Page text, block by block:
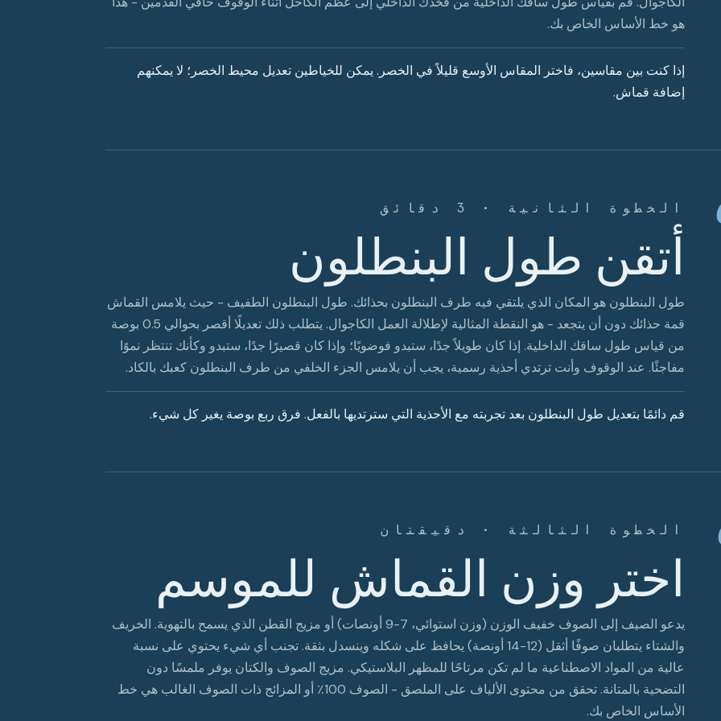
هو خط الأساس الخاص بك.
إذا كنت بين مقاسين، فاختر المقاس الأوسع قليلاً في الخصر. يمكن للخياطين تعديل محيط الخصر؛ لا يمكنهم
إضافة قماش.
الخطوة الثانية · 3 دقائق
أتقن طول البنطلون
طول البنطلون هو المكان الذي يلتقي فيه طرف البنطلون بحذائك. طول البنطلون الطفيف - حيث يلامس القماش
قمة حذائك دون أن يتجعد - هو النقطة المثالية لإطلالة العمل الكاجوال. يتطلب ذلك تعديلًا أقصر بحوالي 0.5 بوصة
من قياس طول ساقك الداخلية. إذا كان طويلاً جدًا، ستبدو فوضويًا؛ وإذا كان قصيرًا جدًا، ستبدو وكأنك تنتظر نموًا
مفاجئًا. عند الوقوف وأنت ترتدي أحذية رسمية، يجب أن يلامس الجزء الخلفي من طرف البنطلون كعبك بالكاد.
قم دائمًا بتعديل طول البنطلون بعد تجربته مع الأحذية التي سترتديها بالفعل. فرق ربع بوصة يغير كل شيء.
الخطوة الثالثة · دقيقتان
اختر وزن القماش للموسم
يدعو الصيف إلى الصوف خفيف الوزن (وزن استوائي، 7-9 أونصات) أو مزيج القطن الذي يسمح بالتهوية. الخريف
والشتاء يتطلبان صوفًا أثقل (12-14 أونصة) يحافظ على شكله وينسدل بثقة. تجنب أي شيء يحتوي على نسبة
عالية من المواد الاصطناعية ما لم تكن مرتاحًا للمظهر البلاستيكي. مزيج الصوف والكتان يوفر ملمسًا دون
التضحية بالمتانة. تحقق من محتوى الألياف على الملصق - الصوف 100٪ أو المزائج ذات الصوف الغالب هي خط
الأساس الخاص بك.